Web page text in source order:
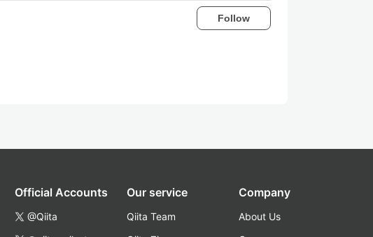
Follow
Official Accounts
@Qiita
Our service
Qiita Team
Company
About Us